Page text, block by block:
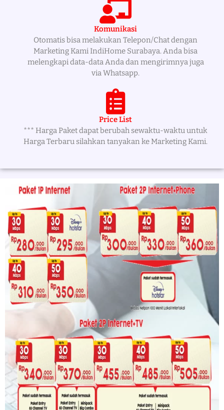
Komunikasi
Otomatis bisa melakukan Telepon/Chat dengan
Marketing Kami IndiHome Surabaya. Anda bisa
melengkapi data-data Anda dan mengirimnya juga
via Whatsapp.
Price List
*** Harga Paket dapat berubah sewaktu-waktu untuk
Harga Terbaru silahkan tanyakan ke Marketing Kami.